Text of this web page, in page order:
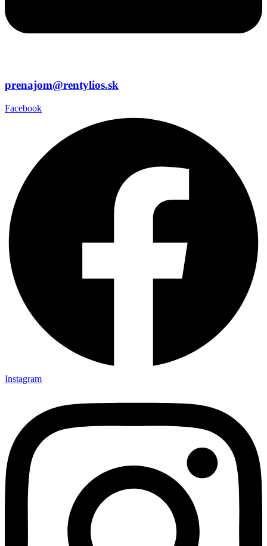
prenajom@rentylios.sk
Facebook
Instagram